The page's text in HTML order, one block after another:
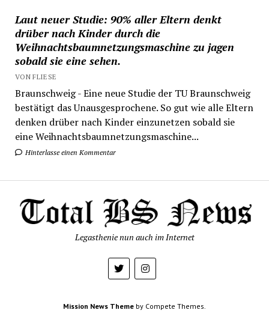
Laut neuer Studie: 90% aller Eltern denkt
drüber nach Kinder durch die
Weihnachtsbaumnetzungsmaschine zu jagen
sobald sie eine sehen.
VON FLIESE
Braunschweig - Eine neue Studie der TU Braunschweig
bestätigt das Unausgesprochene. So gut wie alle Eltern
denken drüber nach Kinder einzunetzen sobald sie
eine Weihnachtsbaumnetzungsmaschine...
Hinterlasse einen Kommentar
Legasthenie nun auch im Internet
Mission News Theme by Compete Themes.